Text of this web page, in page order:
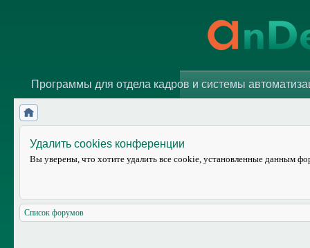
Программы для отдела кадров и системы
Удалить cookies конференции
Вы уверены, что хотите удалить все cookie, установленные данным
Список форумов